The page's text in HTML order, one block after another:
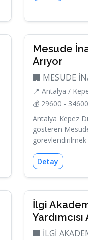
Mesude
Arıyor
🏢 MESUDE
📍 Antalya /
💰 29600 -
Antalya Kepez
gösteren
görevlendirilmek
Detay
İlgi
Yardımcısı
🏢 İLGİ